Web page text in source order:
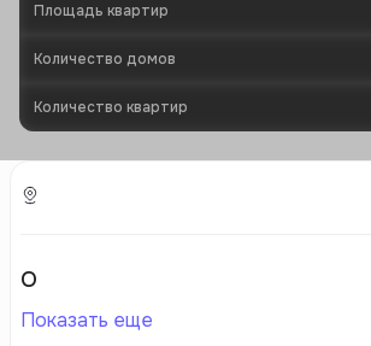
Площадь квартир
Количество домов
Количество квартир
О
Показать еще